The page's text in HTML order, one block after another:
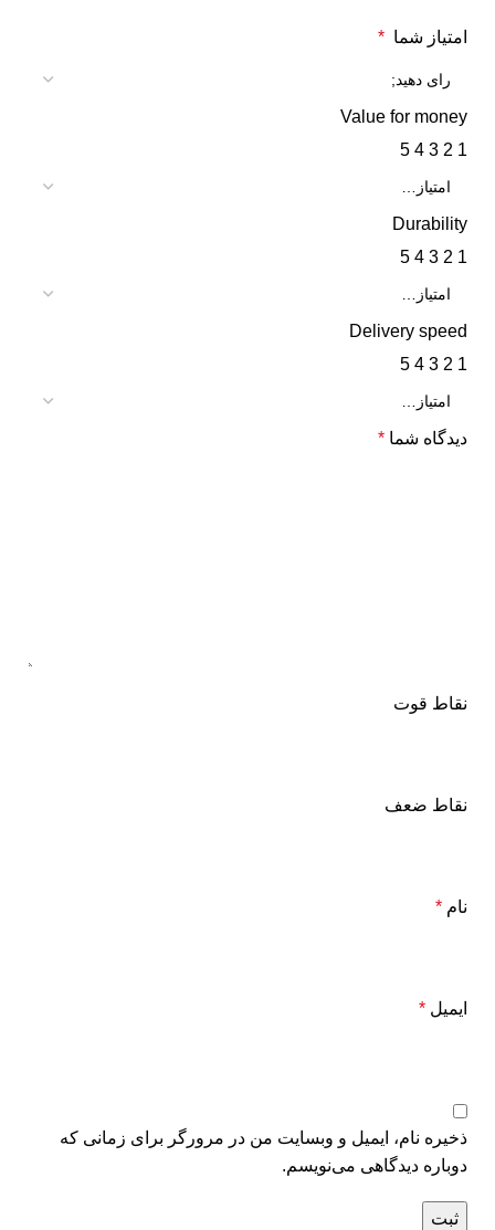
امتیاز شما *
Value for money
1
2
3
4
5
Durability
1
2
3
4
5
Delivery speed
1
2
3
4
5
دیدگاه شما *
نقاط قوت
نقاط ضعف
نام *
ایمیل *
ذخیره نام، ایمیل و وبسایت من در مرورگر برای زمانی که
دوباره دیدگاهی می‌نویسم.